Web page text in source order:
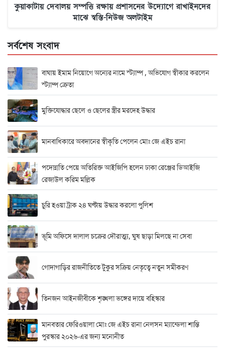
কুয়াকাটায় দেবালয় সম্পত্তি রক্ষায় প্রশাসনের উদ্যোগে রাখাইনদের
মাঝে স্বস্তি-নিউজ অলটাইম
সর্বশেষ সংবাদ
বাঘায় ইমাম নিয়োগে অন্যের নামে স্ট্যাম্প , অভিযোগ স্বীকার করলেন
স্ট্যাম্প ক্রেতা
মুক্তিযোদ্ধার ছেলে ও ছেলের স্ত্রীর মরদেহ উদ্ধার
মানবাধিকারে অবদানের স্বীকৃতি পেলেন মোঃ জে এইচ রানা
পদোন্নতি পেয়ে অতিরিক্ত আইজিপি হলেন ঢাকা রেঞ্জের ডিআইজি
রেজাউল করিম মল্লিক
চুরি হওয়া ট্রাক ২৪ ঘণ্টায় উদ্ধার করলো পুলিশ
ভূমি অফিসে দালাল চক্রের দৌরাত্ম্য, ঘুষ ছাড়া মিলছে না সেবা
গোদাগাড়ির রাজনীতিতে টুকুর সক্রিয় নেতৃত্বে নতুন সমীকরণ
তিনজন আইনজীবীকে শৃঙ্খলা ভঙ্গের দায়ে বহিস্কার
মানবতার ফেরিওয়ালা মোঃ জে এইচ রানা নেলসন ম্যান্ডেলা শান্তি
পুরস্কার ২০২৬-এর জন্য মনোনীত